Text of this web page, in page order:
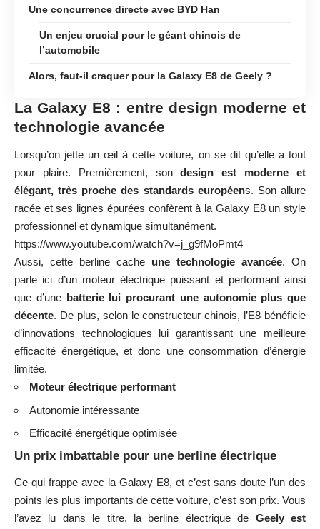
Une concurrence directe avec BYD Han
Un enjeu crucial pour le géant chinois de
l’automobile
Alors, faut-il craquer pour la Galaxy E8 de Geely ?
La Galaxy E8 : entre design moderne et
technologie avancée
Lorsqu’on jette un œil à cette voiture, on se dit qu’elle a tout
pour plaire. Premièrement, sondesign est moderne et
élégant, très proche des standards européens. Son allure
racée et ses lignes épurées confèrent à la Galaxy E8 un style
professionnel et dynamique simultanément.
https://www.youtube.com/watch?v=j_g9fMoPmt4
Aussi, cette berline cache une technologie avancée. On
parle ici d’un moteur électrique puissant et performant ainsi
que d’une batterie lui procurant une autonomie plus que
décente. De plus, selon le constructeur chinois, l’E8 bénéficie
d’innovations technologiques lui garantissant une meilleure
efficacité énergétique, et donc une consommation d’énergie
limitée.
Moteur électrique performant
Autonomie intéressante
Efficacité énergétique optimisée
Un prix imbattable pour une berline électrique
Ce qui frappe avec la Galaxy E8, et c’est sans doute l’un des
points les plus importants de cette voiture, c’est son prix. Vous
l’avez lu dans le titre, la berline électrique de Geely est